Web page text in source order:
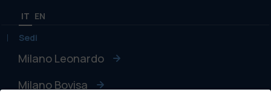
IT EN
Sedi
Milano Leonardo
Milano Bovisa